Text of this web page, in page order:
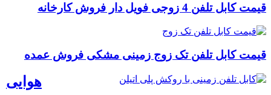
قیمت کابل تلفن 4 زوجی فویل دار فروش کارخانه
قیمت کابل تلفن تک زوج زمینی مشکی فروش عمده
هوایی